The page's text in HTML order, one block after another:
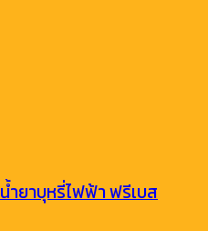
น้ำยาบุหรี่ไฟฟ้า ฟรีเบส